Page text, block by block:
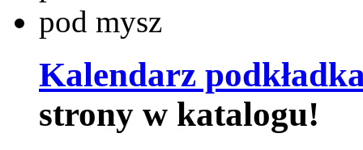
Kalendarz
strony w katalogu!